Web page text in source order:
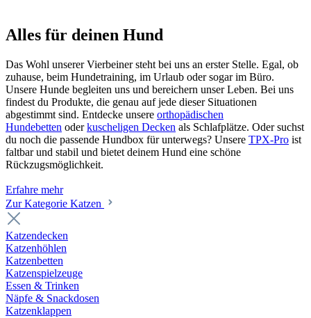
Alles für deinen Hund
Das Wohl unserer Vierbeiner steht bei uns an erster Stelle. Egal, ob
zuhause, beim Hundetraining, im Urlaub oder sogar im Büro.
Unsere Hunde begleiten uns und bereichern unser Leben. Bei uns
findest du Produkte, die genau auf jede dieser Situationen
abgestimmt sind. Entdecke unsere orthopädischen
Hundebetten oderkuscheligen Decken als Schlafplätze. Oder suchst
du noch die passende Hundbox für unterwegs? Unsere TPX-Pro ist
faltbar und stabil und bietet deinem Hund eine schöne
Rückzugsmöglichkeit.
Erfahre mehr
Zur Kategorie Katzen
Katzendecken
Katzenhöhlen
Katzenbetten
Katzenspielzeuge
Essen & Trinken
Näpfe & Snackdosen
Katzenklappen